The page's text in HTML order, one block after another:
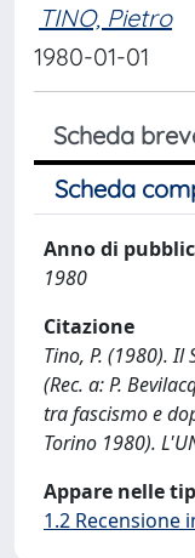
TINO, Pietro
1980-01-01
Scheda
Scheda
Anno di
1980
Citazione
Tino, P. (1980).
(Rec. a: P.
tra fascismo e
Torino 1980).
Appare nelle
1.2 Recensione